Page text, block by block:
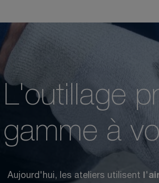
L'outillage
gamme à
Aujourd'hui, les ateliers utilisent '